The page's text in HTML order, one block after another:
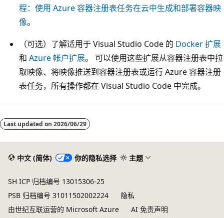
程：使用 Azure 容器注册表任务在云中生成和部署容器映
像。
（可选）了解适用于 Visual Studio Code 的 Docker 扩展
和 Azure 帐户扩展。 可以使用这些扩展从容器注册表中拉
取映像、将映像推送到容器注册表或运行 Azure 容器注册
表任务，所有操作都在 Visual Studio Code 中完成。
Last updated on 2026/06/29
中文 (简体) 你的隐私选择 主题
SH ICP 归档编号 13015306-25
PSB 归档编号 31011502002224
隐私
由世纪互联运营的 Microsoft Azure
AI 免责声明